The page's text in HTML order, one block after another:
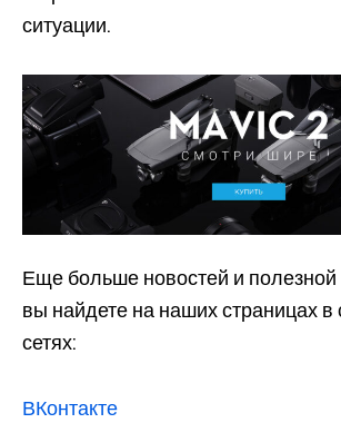
ситуации.
Еще больше новостей и
вы найдете на наших страницах
сетях:
ВКонтакте